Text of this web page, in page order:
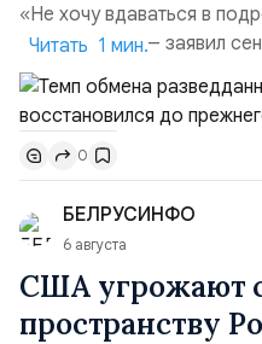
«Не хочу вдаваться в
улучшилась», — заявил
высокопоставленный член
добавив, что
ракет большой дальности
удары вглубь
ключом к позитивному пов...
Читать 1 мин.
0
БЕЛРУСИНФО
6 августа
США угрожают
пространству